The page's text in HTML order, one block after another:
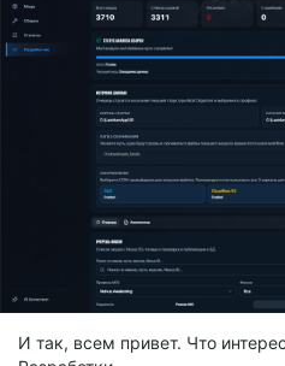
И так, всем привет. Что